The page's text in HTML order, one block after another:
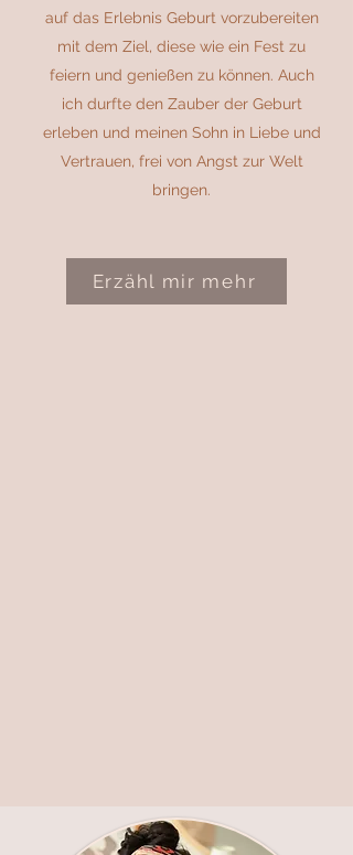
auf das Erlebnis Geburt vorzubereiten
mit dem Ziel, diese wie ein Fest zu
feiern und genießen zu können. Auch
ich durfte den Zauber der Geburt
erleben und meinen Sohn in Liebe und
Vertrauen, frei von Angst zur Welt
bringen.
Erzähl mir mehr